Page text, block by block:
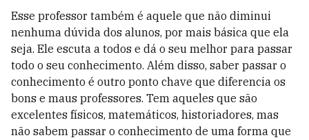
Esse professor também é aquele que não diminui
nenhuma dúvida dos alunos, por mais básica que ela
seja. Ele escuta a todos e dá o seu melhor para passar
todo o seu conhecimento. Além disso, saber passar o
conhecimento é outro ponto chave que diferencia os
bons e maus professores. Tem aqueles que são
excelentes físicos, matemáticos, historiadores, mas
não sabem passar o conhecimento de uma forma que